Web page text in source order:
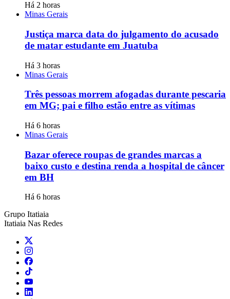
Há 2 horas
Minas Gerais
Justiça marca data do julgamento do acusado
de matar estudante em Juatuba
Há 3 horas
Minas Gerais
Três pessoas morrem afogadas durante pescaria
em MG; pai e filho estão entre as vítimas
Há 6 horas
Minas Gerais
Bazar oferece roupas de grandes marcas a
baixo custo e destina renda a hospital de câncer
em BH
Há 6 horas
Grupo Itatiaia
Itatiaia Nas Redes